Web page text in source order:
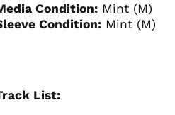
Condition:Mint (M)
Condition:Mint (M)
List: